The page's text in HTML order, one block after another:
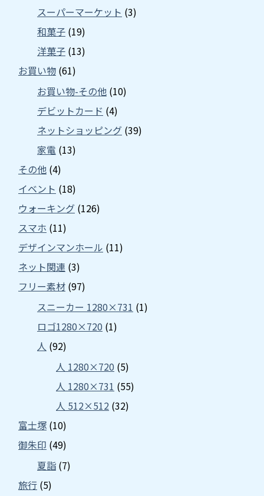
スーパーマーケット (3)
和菓子 (19)
洋菓子 (13)
お買い物 (61)
お買い物-その他 (10)
デビットカード (4)
ネットショッピング (39)
家電 (13)
その他 (4)
イベント (18)
ウォーキング (126)
スマホ (11)
デザインマンホール (11)
ネット関連 (3)
フリー素材 (97)
スニーカー 1280×731 (1)
ロゴ1280×720 (1)
人 (92)
人 1280×720 (5)
人 1280×731 (55)
人 512×512 (32)
富士塚 (10)
御朱印 (49)
夏詣 (7)
旅行 (5)